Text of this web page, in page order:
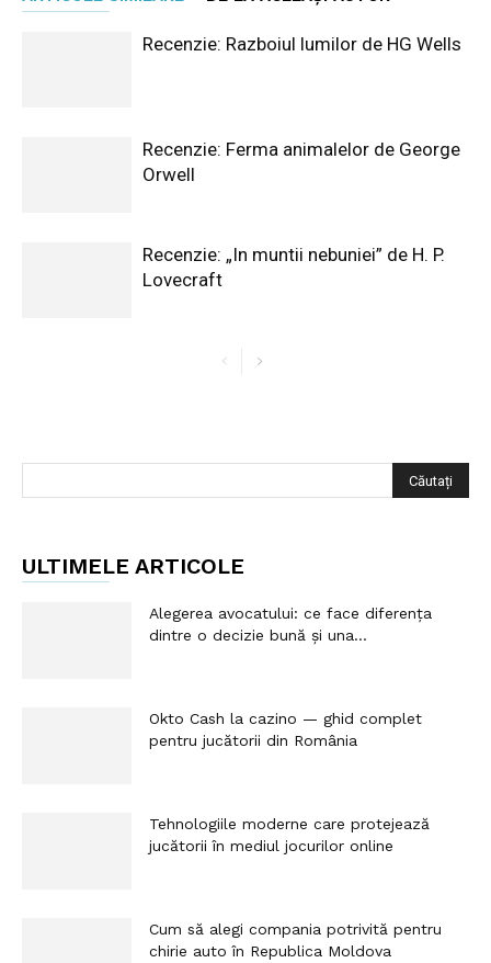
Recenzie: Razboiul lumilor de HG Wells
Recenzie: Ferma animalelor de George
Orwell
Recenzie: „In muntii nebuniei” de H. P.
Lovecraft
ULTIMELE ARTICOLE
Alegerea avocatului: ce face diferența
dintre o decizie bună și una...
Okto Cash la cazino — ghid complet
pentru jucătorii din România
Tehnologiile moderne care protejează
jucătorii în mediul jocurilor online
Cum să alegi compania potrivită pentru
chirie auto în Republica Moldova